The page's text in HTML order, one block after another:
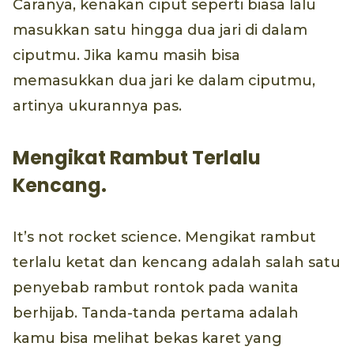
Caranya, kenakan ciput seperti biasa lalu
masukkan satu hingga dua jari di dalam
ciputmu. Jika kamu masih bisa
memasukkan dua jari ke dalam ciputmu,
artinya ukurannya pas.
Mengikat Rambut Terlalu
Kencang.
It’s not rocket science. Mengikat rambut
terlalu ketat dan kencang adalah salah satu
penyebab rambut rontok pada wanita
berhijab. Tanda-tanda pertama adalah
kamu bisa melihat bekas karet yang